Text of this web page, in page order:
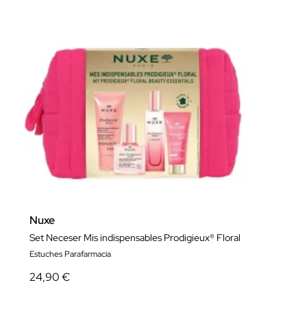
Nuxe
Set Neceser Mis indispensables Prodigieux® Floral
Estuches Parafarmacia
24,90 €